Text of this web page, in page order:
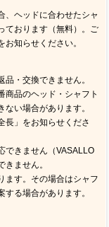
、ヘッドに合わせたシャ
ております（無料）。ご
知らせください。
・交換できません。
品のヘッド・シャフト
い場合があります。
長」をお知らせくださ
できません（VASALLO
ません。
ます。その場合はシャフ
る場合があります。